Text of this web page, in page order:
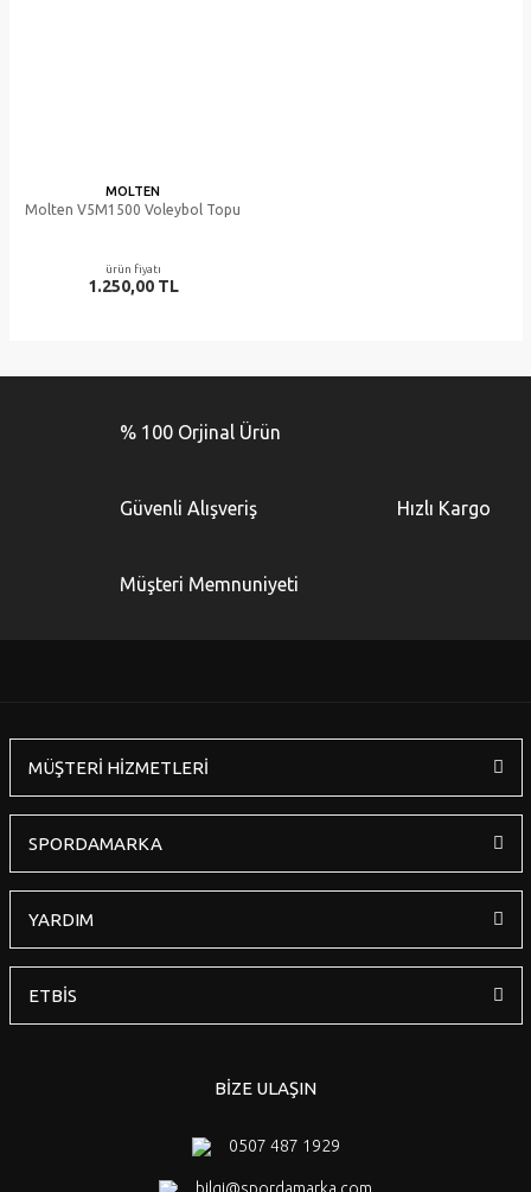
MOLTEN
Molten V5M1500 Voleybol Topu
ürün fiyatı
1.250,00 TL
% 100 Orjinal Ürün
Güvenli Alışveriş Hızlı Kargo
Müşteri Memnuniyeti
MÜŞTERİ HİZMETLERİ
SPORDAMARKA
YARDIM
ETBİS
BİZE ULAŞIN
0507 487 1929